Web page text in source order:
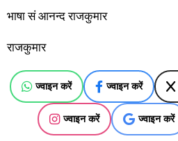
भाषा सं आनन्द राजकुमार
राजकुमार
ज्वाइन करें ज्वाइन करें
ज्वाइन करें ज्वाइन करें